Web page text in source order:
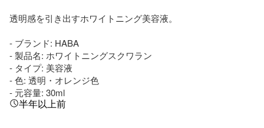
透明感を引き出すホワイトニング美容液。
- ブランド: HABA
- 製品名: ホワイトニングスクワラン
- タイプ: 美容液
- 色: 透明・オレンジ色
- 元容量: 30ml
半年以上前